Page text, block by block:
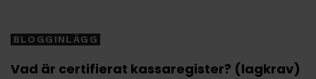
BLOGGINLÄGG
Vad är certifierat kassaregister? (lagkrav)